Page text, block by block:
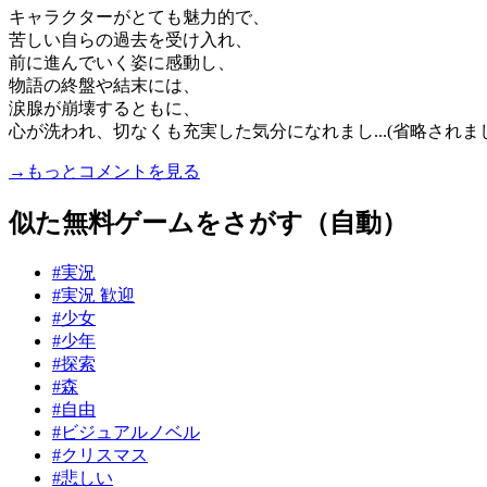
キャラクターがとても魅力的で、
苦しい自らの過去を受け入れ、
前に進んでいく姿に感動し、
物語の終盤や結末には、
涙腺が崩壊するともに、
心が洗われ、切なくも充実した気分になれまし...(省略されま
→もっとコメントを見る
似た無料ゲームをさがす（自動）
#実況
#実況 歓迎
#少女
#少年
#探索
#森
#自由
#ビジュアルノベル
#クリスマス
#悲しい